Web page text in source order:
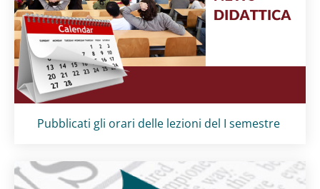
Titolo card:
Pubblicati gli orari delle lezioni del I semestre